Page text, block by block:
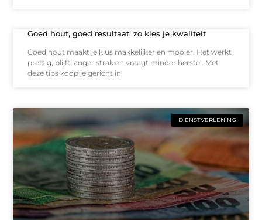
Goed hout, goed resultaat: zo kies je kwaliteit
Goed hout maakt je klus makkelijker en mooier. Het werkt
prettig, blijft langer strak en vraagt minder herstel. Met
deze tips koop je gericht in
DIENSTVERLENING